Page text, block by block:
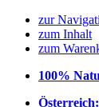
zur
zum Inhalt
zum
100%